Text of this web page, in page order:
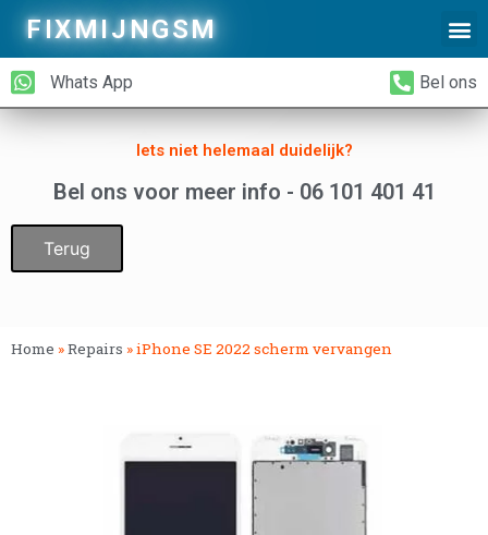
FIXMIJNGSM
Whats App Bel ons
Iets niet helemaal duidelijk?
Bel ons voor meer info - 06 101 401 41
Terug
Home »Repairs »iPhone SE 2022 scherm vervangen